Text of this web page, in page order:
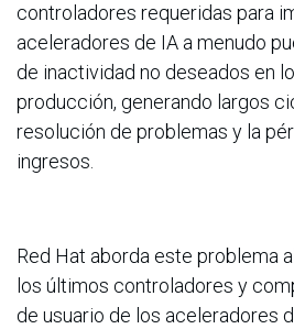
controladores requeridas para
aceleradores de IA a menudo
de inactividad no deseados en
producción, generando largos
resolución de problemas y la
ingresos.
Red Hat aborda este problema
los últimos controladores y
de usuario de los aceleradores